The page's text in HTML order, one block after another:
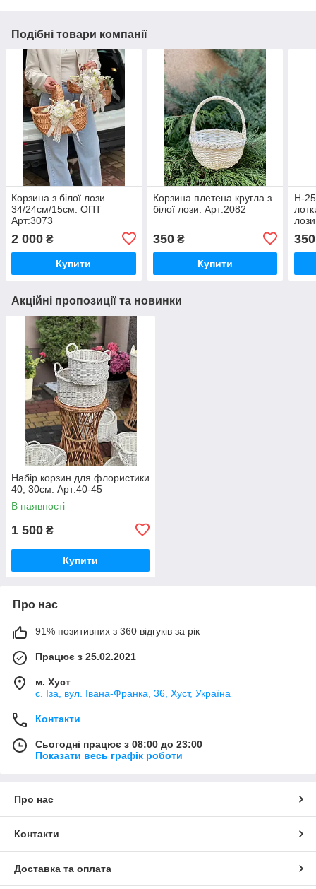
Подібні товари компанії
Корзина з білої лози
34/24см/15см. ОПТ
Арт:3073
2 000 ₴
Купити
Корзина плетена кругла з
білої лози. Арт:2082
350₴
Купити
Н-
350
Акційні пропозиції та новинки
Набір корзин для флористики
40, 30см. Арт:40-45
В наявності
1 500 ₴
Купити
Про нас
91% позитивних з 360 відгуків за рік
Працює з 25.02.2021
м. Хуст
с. Іза, вул. Івана-Франка, 36, Хуст, Україна
Контакти
Сьогодні працює з 08:00 до 23:00
Показати весь графік роботи
Про нас
Контакти
Доставка та оплата